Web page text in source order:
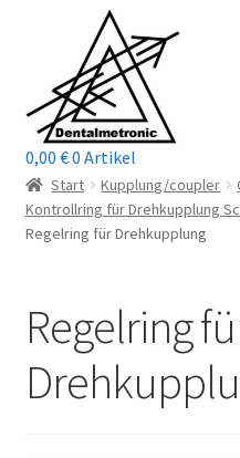
Navigation
springen
springen
Home
Shop
Kontakt
Reparaturservice
0,00 €0 Artikel
Start Kupplung/coupler
Kontrollring für Drehkupplung
Regelring für Drehkupplung
Regelring